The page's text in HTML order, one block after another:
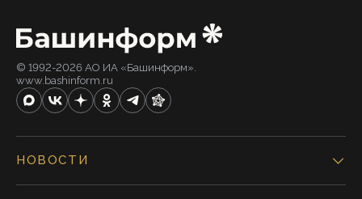
© 1992-2026 АО ИА «Башинформ».
www.bashinform.ru
НОВОСТИ